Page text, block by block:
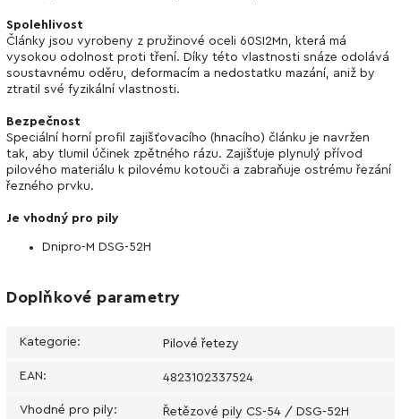
Spolehlivost
Články jsou vyrobeny z pružinové oceli 60SI2Mn, která má
vysokou odolnost proti tření. Díky této vlastnosti snáze odolává
soustavnému oděru, deformacím a nedostatku mazání, aniž by
ztratil své fyzikální vlastnosti.
Bezpečnost
Speciální horní profil zajišťovacího (hnacího) článku je navržen
tak, aby tlumil účinek zpětného rázu. Zajišťuje plynulý přívod
pilového materiálu k pilovému kotouči a zabraňuje ostrému řezání
řezného prvku.
Je vhodný pro pily
Dnipro-M DSG-52H
Doplňkové parametry
Kategorie: Pilové řetezy
EAN: 4823102337524
Vhodné pro pily: Řetězové pily CS-54 / DSG-52H